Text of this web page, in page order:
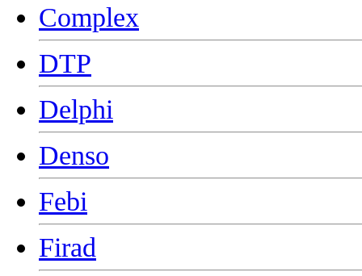
Complex
DTP
Delphi
Denso
Febi
Firad